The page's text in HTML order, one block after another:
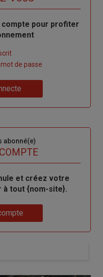
pour profiter
de passe
abonné(e)
et créez votre
à tout {nom-site}.